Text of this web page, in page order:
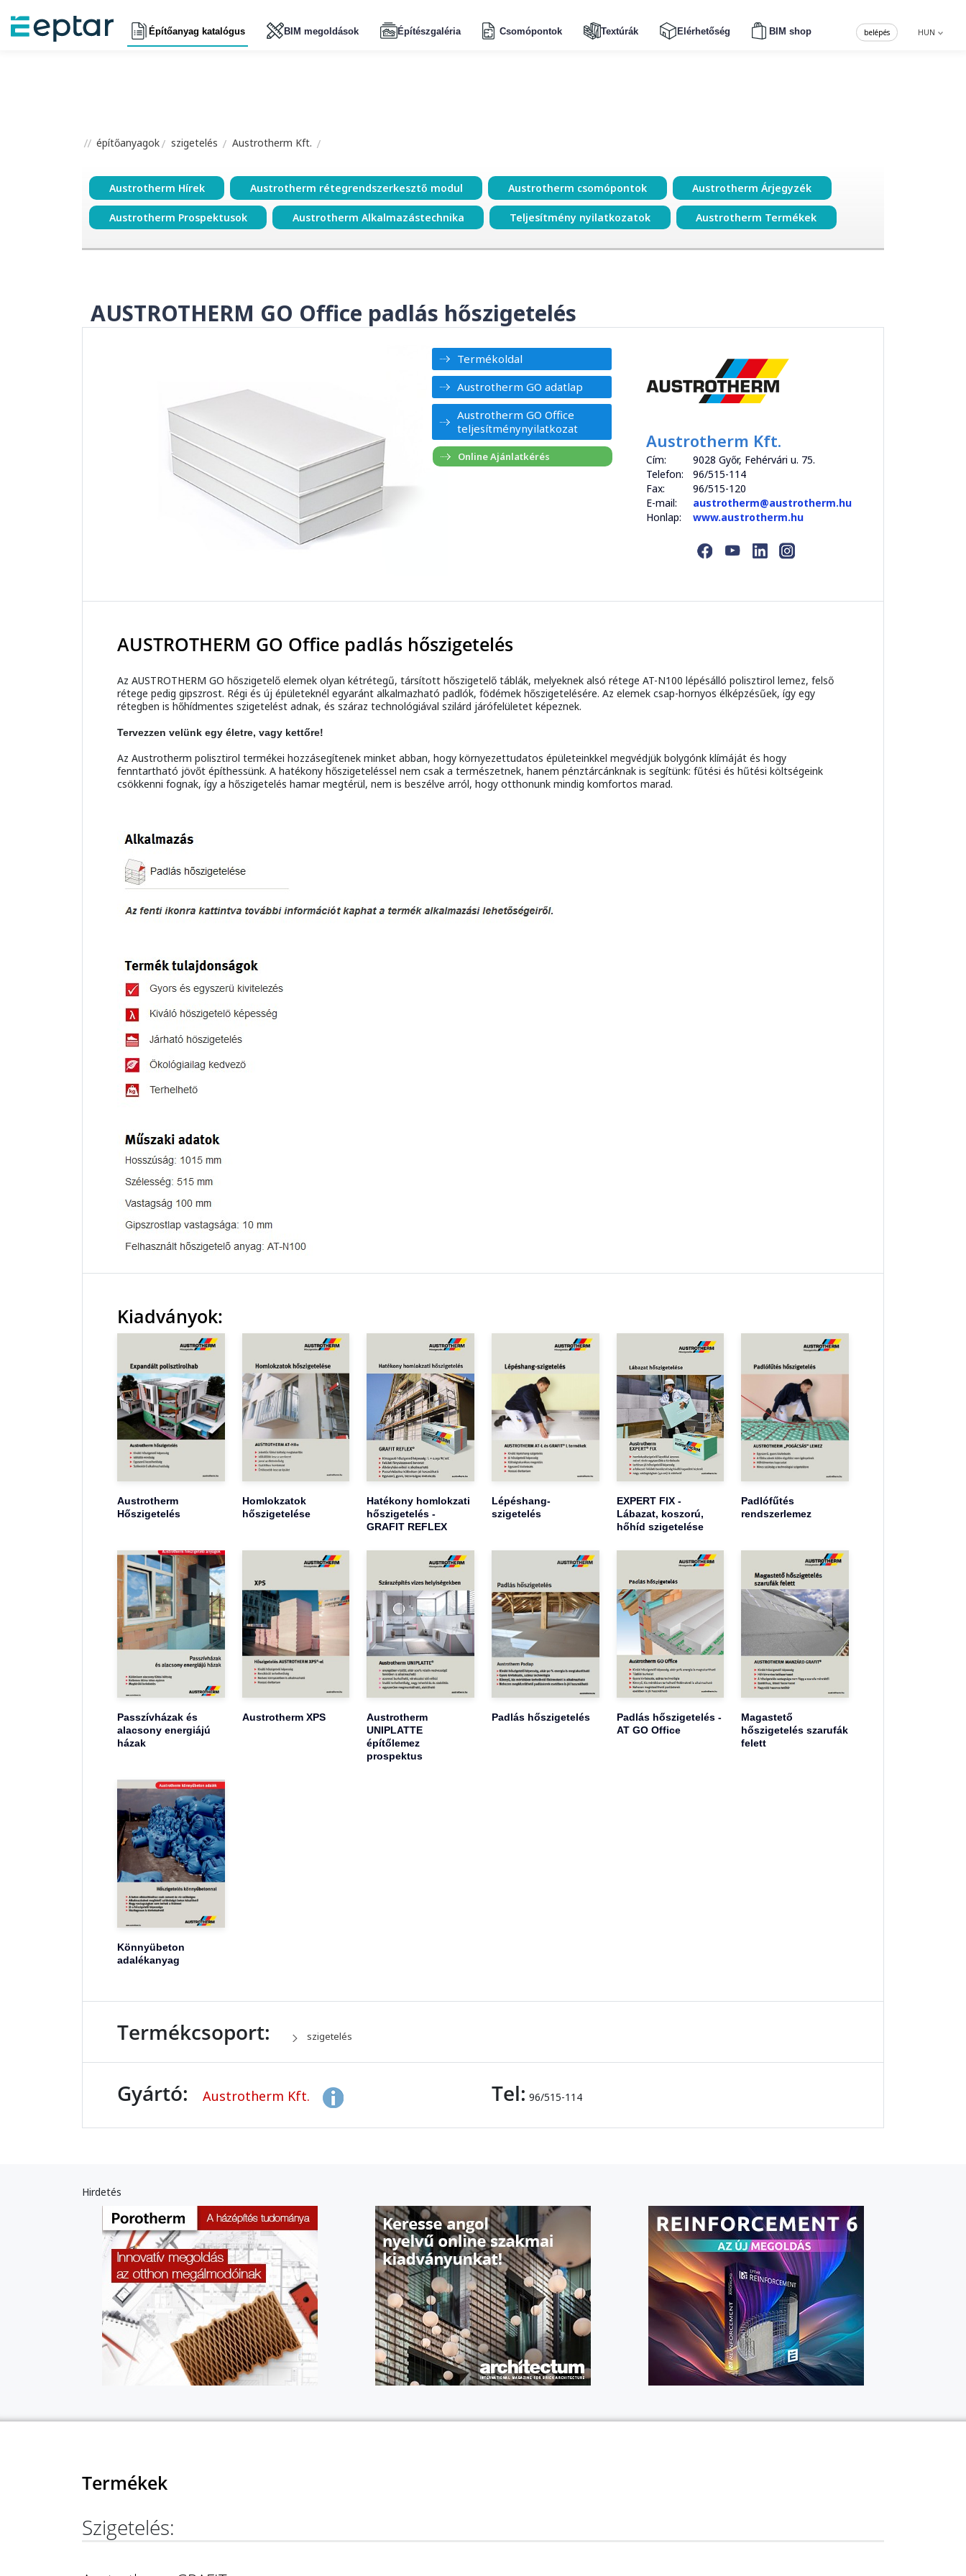
Építőanyag katalógus BIM megoldások Építészgaléria Csomópontok Textúrák Elérhetőség BIM shop HUN
belépés
építőanyagok szigetelés Austrotherm Kft.
Austrotherm Hírek Austrotherm rétegrendszerkesztő modul Austrotherm csomópontok Austrotherm Árjegyzék
Austrotherm Prospektusok Austrotherm Alkalmazástechnika Teljesítmény nyilatkozatok Austrotherm Termékek
AUSTROTHERM GO Office padlás hőszigetelés
Termékoldal
Austrotherm GO adatlap
Austrotherm GO Office
teljesítménynyilatkozat
Austrotherm Kft.
Cím:
9028 Győr, Fehérvári u. 75.
Telefon:
96/515-114
Fax:
96/515-120
E-mail:
austrotherm@austrotherm.hu
Honlap:
www.austrotherm.hu
AUSTROTHERM GO Office padlás hőszigetelés
Az AUSTROTHERM GO hőszigetelő elemek olyan kétrétegű, társított hőszigetelő táblák, melyeknek alsó rétege AT-N100 lépésálló polisztirol lemez, felső
rétege pedig gipszrost. Régi és új épületeknél egyaránt alkalmazható padlók, födémek hőszigetelésére. Az elemek csap-hornyos élképzésűek, így egy
rétegben is hőhídmentes szigetelést adnak, és száraz technológiával szilárd járófelületet képeznek.
Tervezzen velünk egy életre, vagy kettőre!
Az Austrotherm polisztirol termékei hozzásegítenek minket abban, hogy környezettudatos épületeinkkel megvédjük bolygónk klímáját és hogy
fenntartható jövőt építhessünk. A hatékony hőszigeteléssel nem csak a természetnek, hanem pénztárcánknak is segítünk: fűtési és hűtési költségeink
csökkenni fognak, így a hőszigetelés hamar megtérül, nem is beszélve arról, hogy otthonunk mindig komfortos marad.
Kiadványok:
Austrotherm
Hőszigetelés
Homlokzatok
hőszigetelése
Hatékony homlokzati
hőszigetelés -
GRAFIT REFLEX
Lépéshang-
szigetelés
EXPERT FIX -
Lábazat, koszorú,
hőhíd szigetelése
Padlófűtés
rendszerlemez
Passzívházak és
alacsony energiájú
házak
Austrotherm XPS
Austrotherm
UNIPLATTE
építőlemez
prospektus
Padlás hőszigetelés
Padlás hőszigetelés -
AT GO Office
Magastető
hőszigetelés szarufák
felett
Könnyübeton
adalékanyag
Termékcsoport: szigetelés
Gyártó: Austrotherm Kft. Tel: 96/515-114
Hirdetés
Termékek
Szigetelés: